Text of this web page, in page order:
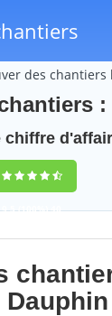
des chantiers
chiffre
9,5(100%)40
votes